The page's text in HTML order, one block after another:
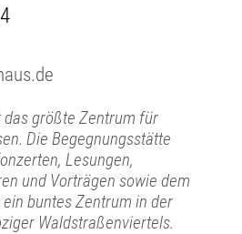
das größte Zentrum für
Die Begegnungsstätte
Lesungen,
und Vorträgen sowie dem
buntes Zentrum in der
Waldstraßenviertels.